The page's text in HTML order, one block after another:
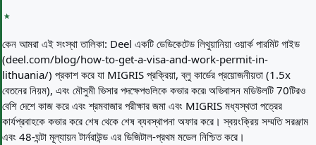
কেন আমরা এই সংস্থা তালিকা: Deel একটি ডেডিকেটেড লিথুয়ানিয়া ওয়ার্ক পারমিট গাইড
(deel.com/blog/how-to-get-a-visa-and-work-permit-in-
lithuania/) প্রকাশ করে যা MIGRIS প্রক্রিয়া, ব্লু কার্ডের প্রয়োজনীয়তা (1.5x
বেতনের নিয়ম), এবং মৌসুমী ভিসার পদক্ষেপগুলিকে কভার করে৷ অভিবাসন মডিউলটি 70টিরও
বেশি দেশে কাজ করে এবং শ্রমবাজার পরীক্ষার জমা এবং MIGRIS মধ্যস্থতা পত্রের
কার্যপ্রবাহকে কভার করে শেষ থেকে শেষ ব্যবস্থাপনা অফার করে। স্বয়ংক্রিয় সম্মতি সরঞ্জাম
এবং 48-ঘন্টা মূল্যায়ন টার্নরাউন্ড এর ডিজিটাল-প্রথম মডেল নিশ্চিত করে।